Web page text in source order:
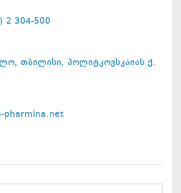
2 304-500
თბილისი, პოლიტკოვსკაიას ქ.
pharmina.net